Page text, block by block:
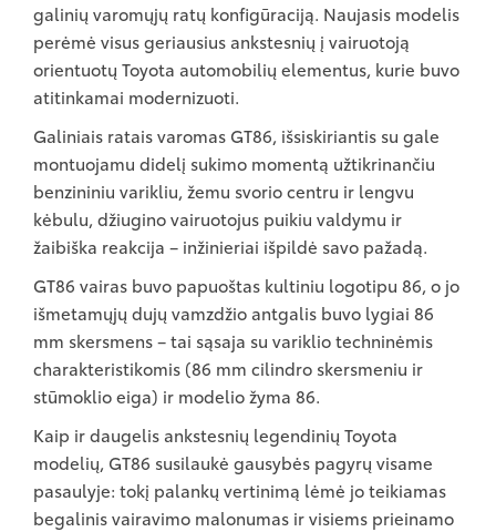
galinių varomųjų ratų konfigūraciją. Naujasis modelis
perėmė visus geriausius ankstesnių į vairuotoją
orientuotų Toyota automobilių elementus, kurie buvo
atitinkamai modernizuoti.
Galiniais ratais varomas GT86, išsiskiriantis su gale
montuojamu didelį sukimo momentą užtikrinančiu
benzininiu varikliu, žemu svorio centru ir lengvu
kėbulu, džiugino vairuotojus puikiu valdymu ir
žaibiška reakcija – inžinieriai išpildė savo pažadą.
GT86 vairas buvo papuoštas kultiniu logotipu 86, o jo
išmetamųjų dujų vamzdžio antgalis buvo lygiai 86
mm skersmens – tai sąsaja su variklio techninėmis
charakteristikomis (86 mm cilindro skersmeniu ir
stūmoklio eiga) ir modelio žyma 86.
Kaip ir daugelis ankstesnių legendinių Toyota
modelių, GT86 susilaukė gausybės pagyrų visame
pasaulyje: tokį palankų vertinimą lėmė jo teikiamas
begalinis vairavimo malonumas ir visiems prieinamo